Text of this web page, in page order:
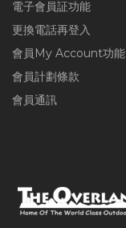
電子會員証功能
更換電話再登入
會員My Account功能
會員計劃條款
會員通訊